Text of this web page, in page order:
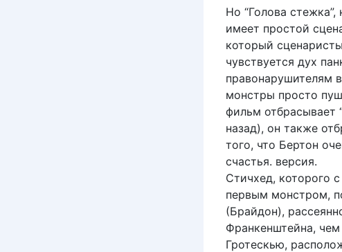
Но “Голова
имеет простой
который
чувствуется дух
правонарушителям
монстры просто
фильм отбрасывает
назад), он также
того, что Бертон
счастья. версия.
Стичхед, которого
первым монстром,
(Брайдон),
Франкенштейна,
Гротескью,